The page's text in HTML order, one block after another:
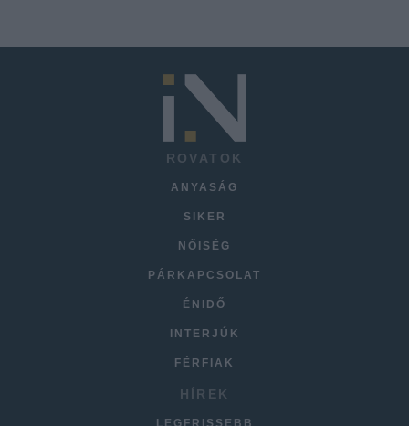
ROVATOK
ANYASÁG
SIKER
NŐISÉG
PÁRKAPCSOLAT
ÉNIDŐ
INTERJÚK
FÉRFIAK
HÍREK